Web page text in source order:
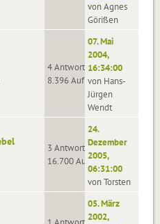
von Agnes
Görißen
4 Antworten
8.396 Aufrufe
07. Mai
2004,
16:34:00
von Hans-
Jürgen
Wendt
3 Antworten
16.700 Aufrufe
24.
Dezember
2005,
06:31:00
von Torsten
05. März
2002,